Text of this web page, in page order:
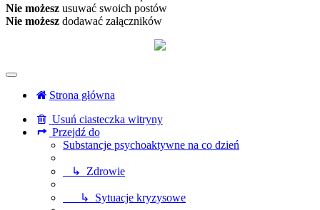
Nie możesz usuwać swoich postów
Nie możesz dodawać załączników
Strona główna
Usuń ciasteczka witryny
Przejdź do
Substancje psychoaktywne na co dzień
↳ Zdrowie
↳ Sytuacje kryzysowe